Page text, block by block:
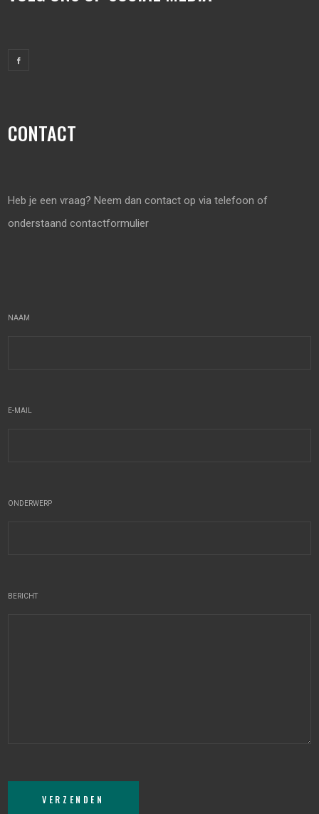
CONTACT
Heb je een vraag? Neem dan contact op via telefoon of
onderstaand contactformulier
NAAM
E-MAIL
ONDERWERP
BERICHT